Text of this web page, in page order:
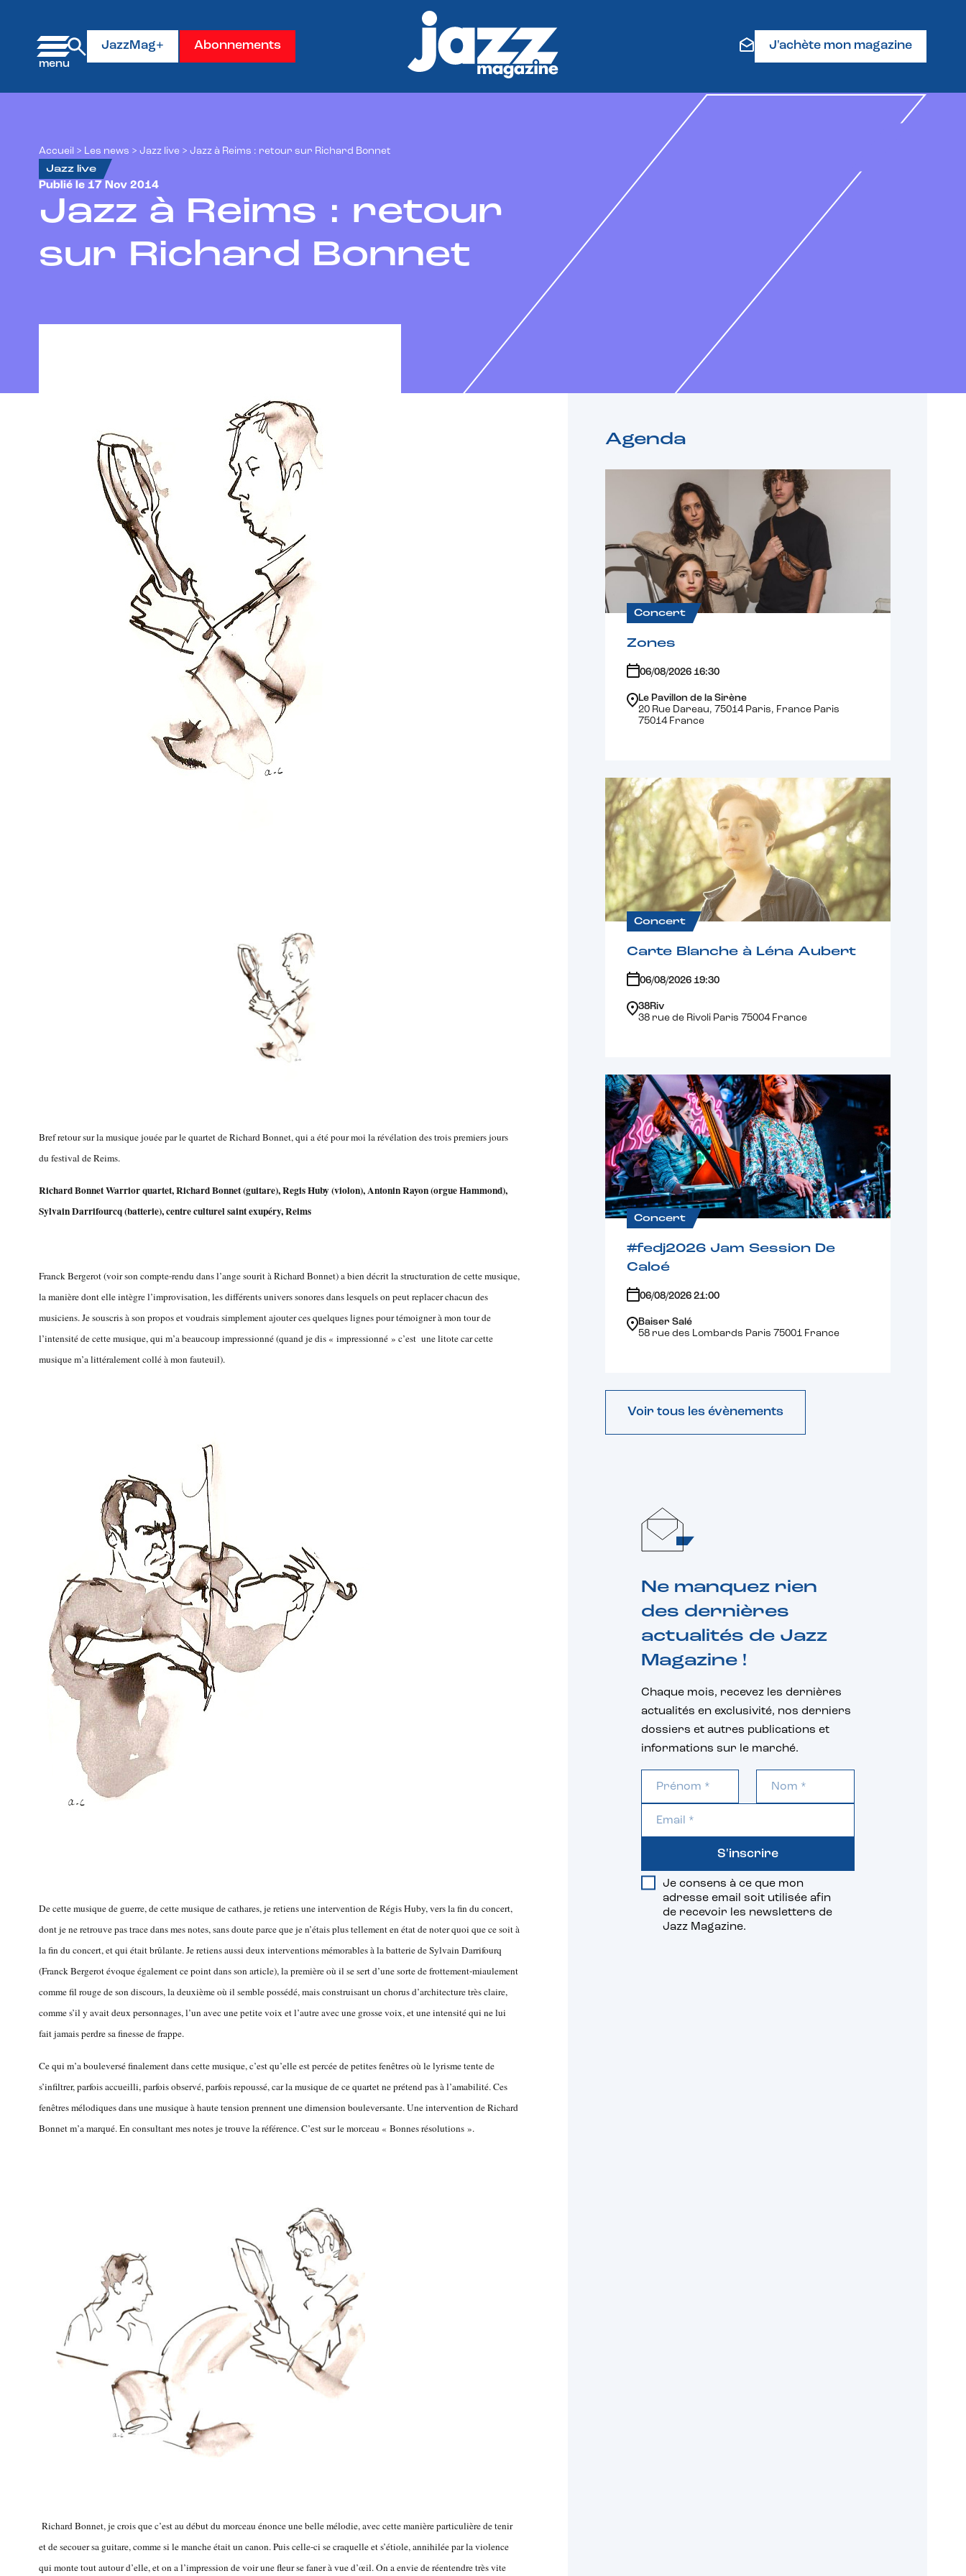
JazzMag+ Abonnements J'achète mon magazine
Accueil > Les news > Jazz live > Jazz à Reims : retour sur Richard Bonnet
Jazz live
Publié le 17 Nov 2014
Jazz à Reims : retour
sur Richard Bonnet
Bref retour sur la musique jouée par le quartet de Richard Bonnet, qui a été pour moi la révélation des trois premiers jours
du festival de Reims.
Richard Bonnet Warrior quartet, Richard Bonnet (guitare), Regis Huby (violon), Antonin Rayon (orgue Hammond),
Sylvain Darrifourcq (batterie), centre culturel saint exupéry, Reims
Franck Bergerot (voir son compte-rendu dans l’ange sourit à Richard Bonnet) a bien décrit la structuration de cette musique,
la manière dont elle intègre l’improvisation, les différents univers sonores dans lesquels on peut replacer chacun des
musiciens. Je souscris à son propos et voudrais simplement ajouter ces quelques lignes pour témoigner à mon tour de
l’intensité de cette musique, qui m’a beaucoup impressionné (quand je dis « impressionné » c’est une litote car cette
musique m’a littéralement collé à mon fauteuil).
De cette musique de guerre, de cette musique de cathares, je retiens une intervention de Régis Huby, vers la fin du concert,
dont je ne retrouve pas trace dans mes notes, sans doute parce que je n’étais plus tellement en état de noter quoi que ce soit à
la fin du concert, et qui était brûlante. Je retiens aussi deux interventions mémorables à la batterie de Sylvain Darrifourq
(Franck Bergerot évoque également ce point dans son article), la première où il se sert d’une sorte de frottement-miaulement
comme fil rouge de son discours, la deuxième où il semble possédé, mais construisant un chorus d’architecture très claire,
comme s’il y avait deux personnages, l’un avec une petite voix et l’autre avec une grosse voix, et une intensité qui ne lui
fait jamais perdre sa finesse de frappe.
Ce qui m’a bouleversé finalement dans cette musique, c’est qu’elle est percée de petites fenêtres où le lyrisme tente de
s’infiltrer, parfois accueilli, parfois observé, parfois repoussé, car la musique de ce quartet ne prétend pas à l’amabilité. Ces
fenêtres mélodiques dans une musique à haute tension prennent une dimension bouleversante. Une intervention de Richard
Bonnet m’a marqué. En consultant mes notes je trouve la référence. C’est sur le morceau « Bonnes résolutions ».
Richard Bonnet, je crois que c’est au début du morceau énonce une belle mélodie, avec cette manière particulière de tenir
et de secouer sa guitare, comme si le manche était un canon. Puis celle-ci se craquelle et s’étiole, annihilée par la violence
qui monte tout autour d’elle, et on a l’impression de voir une fleur se faner à vue d’œil. On a envie de réentendre très vite
Agenda
Concert
Zones
06/08/2026 16:30
Le Pavillon de la Sirène
20 Rue Dareau, 75014 Paris, France Paris
75014 France
Concert
Carte Blanche à Léna Aubert
06/08/2026 19:30
38Riv
38 rue de Rivoli Paris 75004 France
Concert
#fedj2026 Jam Session De
Caloé
06/08/2026 21:00
Baiser Salé
58 rue des Lombards Paris 75001 France
Voir tous les évènements
Ne manquez rien
des dernières
actualités de Jazz
Magazine !
Chaque mois, recevez les dernières
actualités en exclusivité, nos derniers
dossiers et autres publications et
informations sur le marché.
Je consens à ce que mon
adresse email soit utilisée afin
de recevoir les newsletters de
Jazz Magazine.
S'inscrire